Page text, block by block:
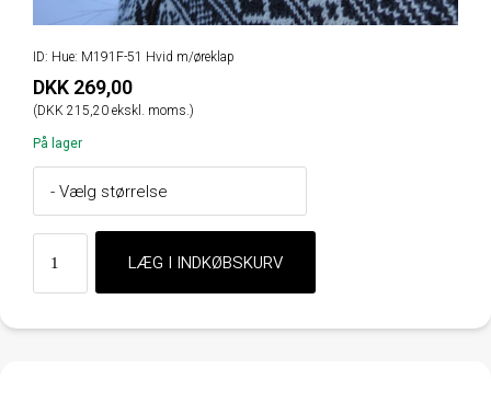
ID: Hue: M191F-51 Hvid m/øreklap
DKK 269,00
(DKK 215,20 ekskl. moms.)
På lager